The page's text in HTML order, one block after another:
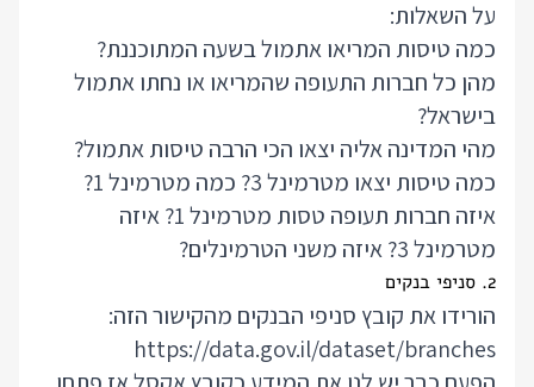
על השאלות:
כמה טיסות המריאו אתמול בשעה המתוכננת?
מהן כל חברות התעופה שהמריאו או נחתו אתמול
בישראל?
מהי המדינה אליה יצאו הכי הרבה טיסות אתמול?
כמה טיסות יצאו מטרמינל 3? כמה מטרמינל 1?
איזה חברות תעופה טסות מטרמינל 1? איזה
מטרמינל 3? איזה משני הטרמינלים?
2. סניפי בנקים
הורידו את קובץ סניפי הבנקים מהקישור הזה:
https://data.gov.il/dataset/branches